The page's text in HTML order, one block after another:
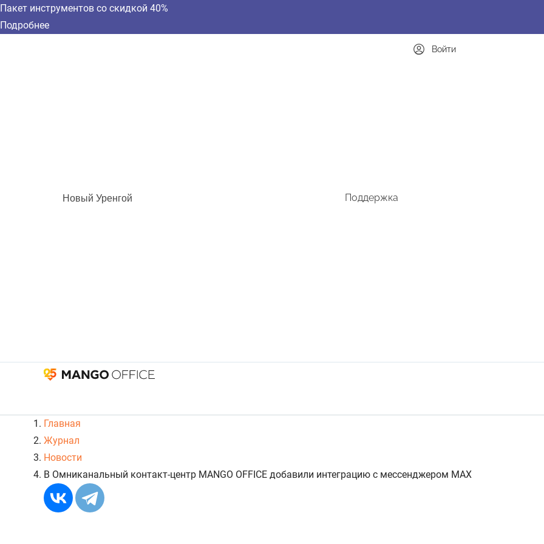
Пакет инструментов со скидкой 40%
Подробнее
Новый Уренгой Поддержка
Войти
Главная
Журнал
Новости
В Омниканальный контакт-центр MANGO OFFICE добавили интеграцию с мессенджером MAX